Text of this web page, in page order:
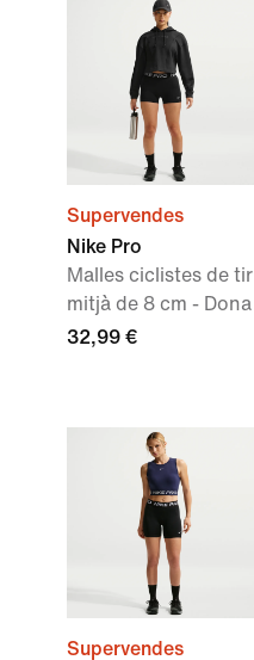
Supervendes
Nike Pro
Malles ciclistes de tir
mitjà de 8 cm - Dona
32,99 €
Supervendes